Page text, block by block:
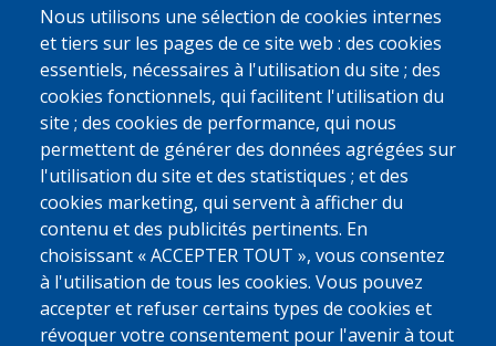
Salvadoriens qui ont pu partir parun vol spécial en novembre dernier
Organiser les retours vers toutes les destinations reste encore à ce jour
difficile, mais Fedasil et l’OIM Belgique continuent à chercher des
solutions, en concertation avec les ambassades.
RETOURNÉS EN TEMPS DE PANDÉMIE : RÉCITS
Avec l’aide des bureaux de l’OIM et des partenaires de Caritas
International actifs sur le terrain à l’étranger, des solutions sont trouvées
pour soutenir les personnes retournées dans leur pays d’origine.
Quelques récits ont été recueillis en 2020, publiés sur le site de Fedasil
dédié au retour volontaire.
Découvrez les récits d’Aleksander et sa famille(Géorgie), d’Ahmet
(Jordanie), de
(Tchétchénie), de Madame Diop
(Sénégal), de
Nous utilisons une sélection de cookies internes
et tiers sur les pages de ce site web : des cookies
essentiels, nécessaires à l'utilisation du site ; des
cookies fonctionnels, qui facilitent l'utilisation du
site ; des cookies de performance, qui nous
permettent de générer des données agrégées sur
l'utilisation du site et des statistiques ; et des
cookies marketing, qui servent à afficher du
contenu et des publicités pertinents. En
choisissant « ACCEPTER TOUT », vous consentez
à l'utilisation de tous les cookies. Vous pouvez
accepter et refuser certains types de cookies et
révoquer votre consentement pour l'avenir à tout